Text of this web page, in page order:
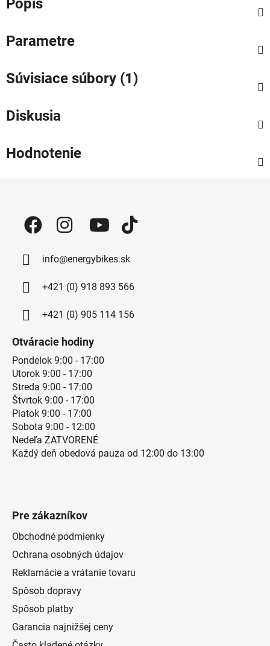
Parametre
Súvisiace súbory (1)
Diskusia
Hodnotenie
info@energybikes.sk
+421 (0) 918 893 566
+421 (0) 905 114 156
Otváracie hodiny
Pondelok 9:00 - 17:00
Utorok 9:00 - 17:00
Streda 9:00 - 17:00
Štvrtok 9:00 - 17:00
Piatok 9:00 - 17:00
Sobota 9:00 - 12:00
Nedeľa ZATVORENÉ
Každý deň obedová pauza od 12:00 do 13:00
Pre zákazníkov
Obchodné podmienky
Ochrana osobných údajov
Reklamácie a vrátanie tovaru
Spôsob dopravy
Spôsob platby
Garancia najnižšej ceny